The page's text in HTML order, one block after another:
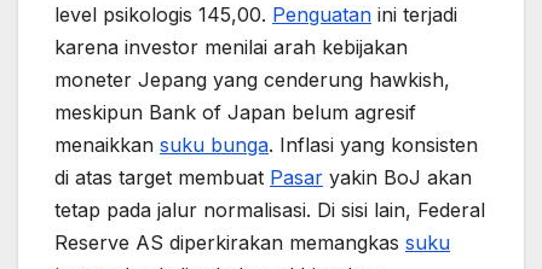
level psikologis 145,00. Penguatan ini terjadi
karena investor menilai arah kebijakan
moneter Jepang yang cenderung hawkish,
meskipun Bank of Japan belum agresif
menaikkan suku bunga. Inflasi yang konsisten
di atas target membuat Pasar yakin BoJ akan
tetap pada jalur normalisasi. Di sisi lain, Federal
Reserve AS diperkirakan memangkas suku